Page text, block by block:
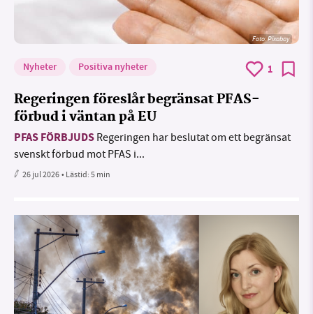
Foto:Pixabay
Nyheter Positiva nyheter 1
Regeringen föreslår begränsat PFAS-
förbud i väntan på EU
PFAS FÖRBJUDS Regeringen har beslutat om ett begränsat
svenskt förbud mot PFAS i...
26 jul 2026• Lästid:5 min